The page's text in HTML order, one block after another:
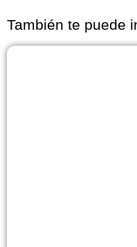
También te puede